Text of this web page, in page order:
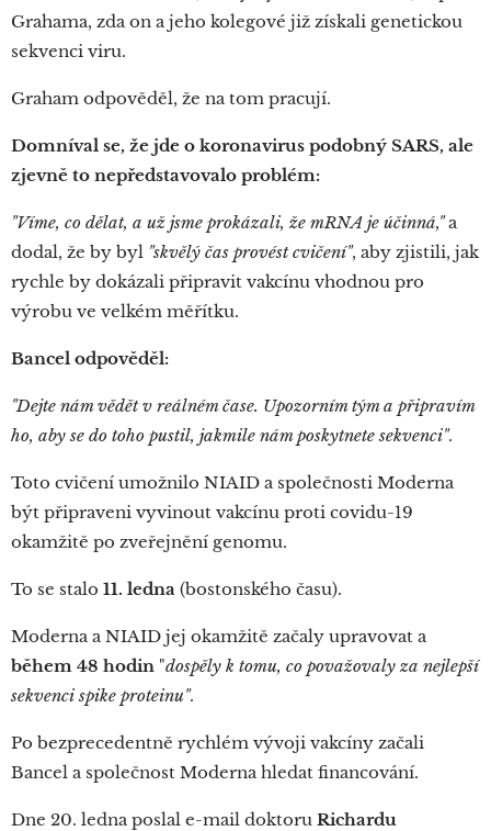
Grahama, zda on a jeho kolegové již získali genetickou
sekvenci viru.
Graham odpověděl, že na tom pracují.
Domníval se, že jde o koronavirus podobný SARS, ale
zjevně to nepředstavovalo problém:
"Víme, co dělat, a už jsme prokázali, že mRNA je účinná,"a
dodal, že by byl "skvělý čas provést cvičení", aby zjistili, jak
rychle by dokázali připravit vakcínu vhodnou pro
výrobu ve velkém měřítku.
Bancel odpověděl:
"Dejte nám vědět v reálném čase. Upozorním tým a připravím
ho, aby se do toho pustil, jakmile nám poskytnete sekvenci".
Toto cvičení umožnilo NIAID a společnosti Moderna
být připraveni vyvinout vakcínu proti covidu-19
okamžitě po zveřejnění genomu.
To se stalo 11. ledna (bostonského času).
Moderna a NIAID jej okamžitě začaly upravovat a
během 48 hodin "dospěly k tomu, co považovaly za nejlepší
sekvenci spike proteinu".
Po bezprecedentně rychlém vývoji vakcíny začali
Bancel a společnost Moderna hledat financování.
Dne 20. ledna poslal e-mail doktoru Richardu